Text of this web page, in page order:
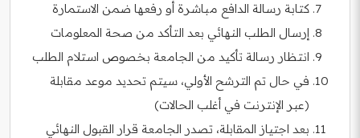
كتابة رسالة الدافع مباشرة أو رفعها ضمن الاستمارة
إرسال الطلب النهائي بعد التأكد من صحة المعلومات
انتظار رسالة تأكيد من الجامعة بخصوص استلام الطلب
في حال تم الترشح الأولي، سيتم تحديد موعد مقابلة
(عبر الإنترنت في أغلب الحالات)
بعد اجتياز المقابلة، تصدر الجامعة قرار القبول النهائي